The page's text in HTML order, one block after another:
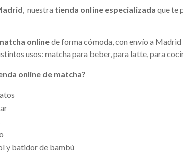
, nuestra tienda online especializada que te
onlinede forma cómoda, con envío a
usos: matcha para beber, para latte, para
online de matcha?
y batidor de bambú